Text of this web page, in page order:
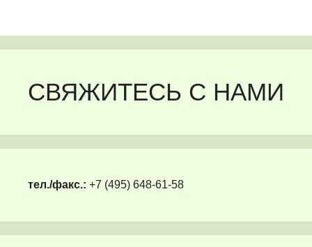
СВЯЖИТЕСЬ С НАМИ
тел./факс.: +7 (495) 648-61-58